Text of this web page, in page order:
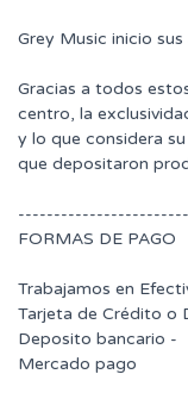
Grey Music inicio
Gracias a todos
centro, la
y lo que considera
que depositaron
FORMAS DE PAGO
Trabajamos en
Tarjeta de Crédito o
Deposito bancario -
Mercado pago